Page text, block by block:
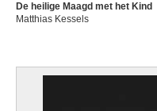
De heilige Maagd met het Kind
Matthias Kessels